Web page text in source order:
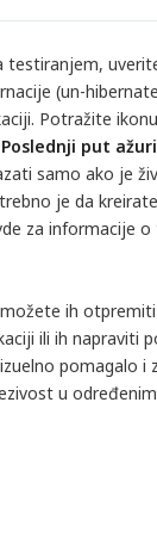
testiranjem,
(un-
Potražite
put
samo ako je
je da
za informacije
ih
ili ih napraviti
pomagalo i
u